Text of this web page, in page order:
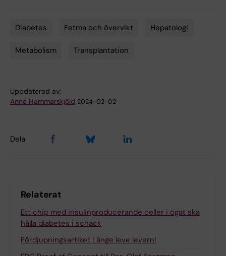
Diabetes Fetma och övervikt Hepatologi
Metabolism Transplantation
Uppdaterad av:
Anne Hammarskjöld 2024-02-02
Dela
Relaterat
Ett chip med insulinproducerande celler i ögat ska
hålla diabetes i schack
Fördjupningsartikel: Länge leve levern!